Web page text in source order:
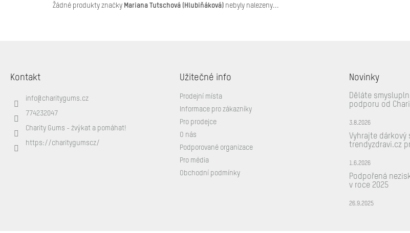
Žádné produkty značky Mariana Tutschová (Hlubiňáková) nebyly nalezeny...
Kontakt
info@ charitygums.cz
774232047
Charity Gums - žvýkat a pomáhat!
https://charitygumscz/
Užitečné info
Prodejní místa
Informace pro zákazníky
Pro prodejce
O nás
Podporované organizace
Pro média
Obchodní podmínky
Novinky
Děláte
podporu od
3.8.2026
Vyhrajte dárkový
trendyzdravi.cz
1.6.2026
Podpořená
v roce 2025
26.9.2025